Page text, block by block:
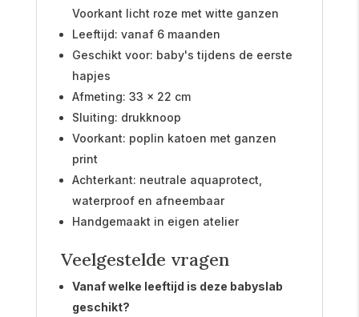
Voorkant licht roze met witte ganzen
Leeftijd: vanaf 6 maanden
Geschikt voor: baby's tijdens de eerste
hapjes
Afmeting: 33 x 22 cm
Sluiting: drukknoop
Voorkant: poplin katoen met ganzen
print
Achterkant: neutrale aquaprotect,
waterproof en afneembaar
Handgemaakt in eigen atelier
Veelgestelde vragen
Vanaf welke leeftijd is deze babyslab
geschikt?